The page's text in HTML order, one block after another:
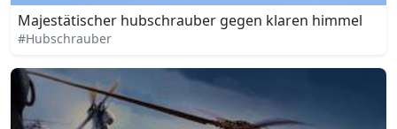
Majestätischer hubschrauber gegen klaren himmel
#Hubschrauber